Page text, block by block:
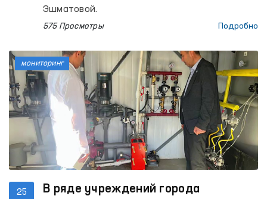
Эшматовой.
575 Просмотры Подробно
25
В ряде учреждений города
мониторинг